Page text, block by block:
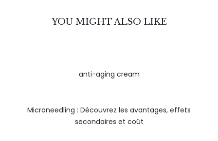
YOU MIGHT ALSO LIKE
anti-aging cream
Microneedling : Découvrez les avantages, effets
secondaires et coût